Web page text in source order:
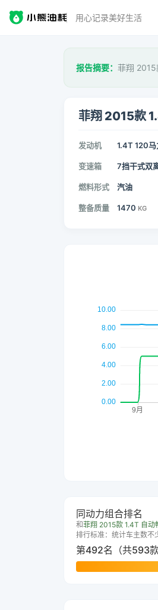
用心记录美好生活
报告摘要： 菲翔 2015
菲翔 2015款
发动机 1.4T 120马
变速箱 7挡干式双
燃料形式 汽油
整备质量 1470 KG
同动力组合排名
和菲翔 2015款 1.4T 自动
排行标准：统计车主数不
第492名（共593款